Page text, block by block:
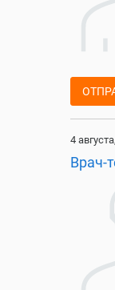
4
Врач-